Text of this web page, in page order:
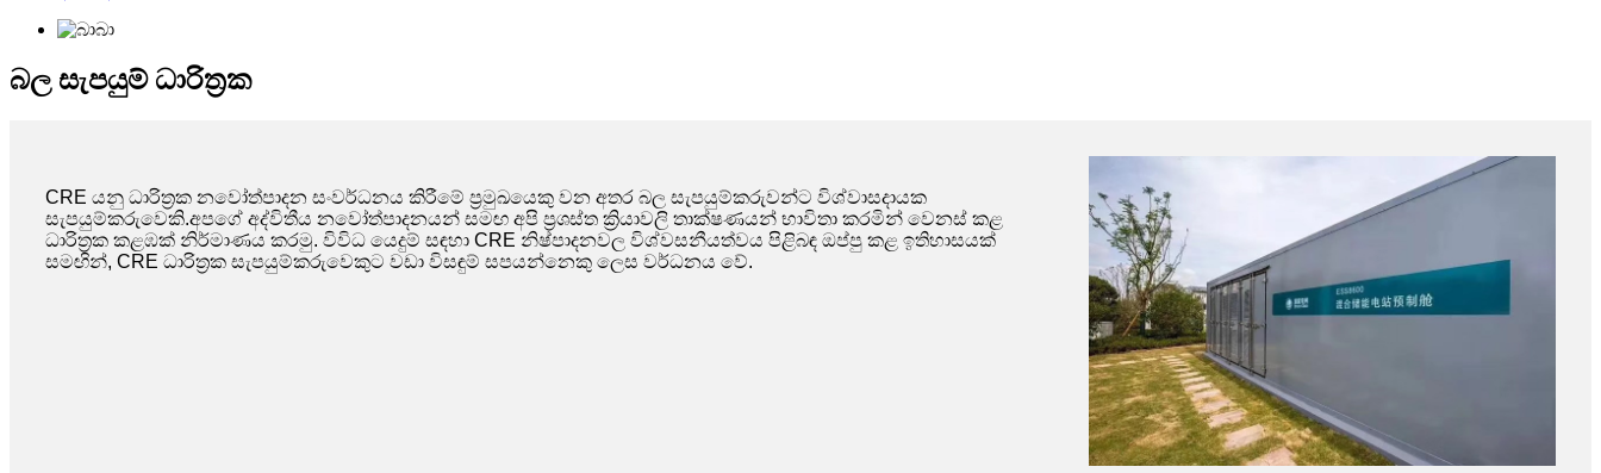
බල සැපයුම් ධාරිත්‍රක
CRE යනු ධාරිත්‍රක නවෝත්පාදන සංවර්ධනය කිරීමේ ප්‍රමුඛයෙකු වන අතර බල සැපයුම්කරුවන්ට විශ්වාසදායක
සැපයුම්කරුවෙකි.අපගේ අද්විතීය නවෝත්පාදනයන් සමඟ අපි ප්‍රශස්ත ක්‍රියාවලි තාක්ෂණයන් භාවිතා කරමින් වෙනස් කළ
ධාරිත්‍රක කළඹක් නිර්මාණය කරමු. විවිධ යෙදුම් සඳහා CRE නිෂ්පාදනවල විශ්වසනීයත්වය පිළිබඳ ඔප්පු කළ ඉතිහාසයක්
සමඟින්, CRE ධාරිත්‍රක සැපයුම්කරුවෙකුට වඩා විසඳුම් සපයන්නෙකු ලෙස වර්ධනය වේ.